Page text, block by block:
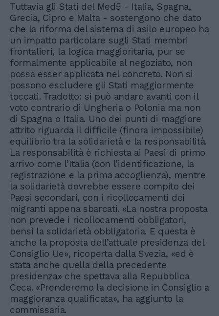
Tuttavia gli Stati del Med5 - Italia, Spagna,
Grecia, Cipro e Malta - sostengono che dato
che la riforma del sistema di asilo europeo ha
un impatto particolare sugli Stati membri
frontalieri, la logica maggioritaria, pur se
formalmente applicabile al negoziato, non
possa esser applicata nel concreto. Non si
possono escludere gli Stati maggiormente
toccati. Tradotto: si può andare avanti con il
voto contrario di Ungheria o Polonia ma non
di Spagna o Italia. Uno dei punti di maggiore
attrito riguarda il difficile (finora impossibile)
equilibrio tra la solidarietà e la responsabilità.
La responsabilità è richiesta ai Paesi di primo
arrivo come l’Italia (con l’identificazione, la
registrazione e la prima accoglienza), mentre
la solidarietà dovrebbe essere compito dei
Paesi secondari, con i ricollocamenti dei
migranti appena sbarcati. «La nostra proposta
non prevede i ricollocamenti obbligatori,
bensì la solidarietà obbligatoria. E questa è
anche la proposta dell’attuale presidenza del
Consiglio Ue», ricoperta dalla Svezia, «ed è
stata anche quella della precedente
presidenza» che spettava alla Repubblica
Ceca. «Prenderemo la decisione in Consiglio a
maggioranza qualificata», ha aggiunto la
commissaria.